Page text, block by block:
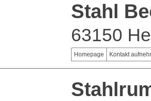
Stahl
63150
Homepage Kontakt